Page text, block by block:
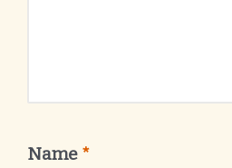
Name *